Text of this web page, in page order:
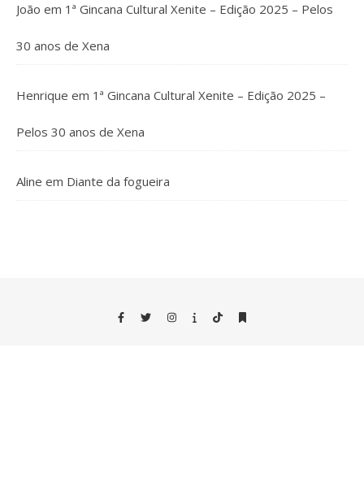
João em 1ª Gincana Cultural Xenite – Edição 2025 – Pelos
30 anos de Xena
Henrique em 1ª Gincana Cultural Xenite – Edição 2025 –
Pelos 30 anos de Xena
Aline em Diante da fogueira